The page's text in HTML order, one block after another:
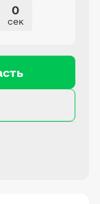
0
сек